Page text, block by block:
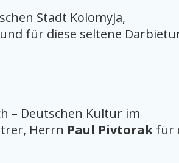
Stadt Kolomyja,
für diese seltene
– Deutschen Kultur im
Herrn Paul Pivtorak für